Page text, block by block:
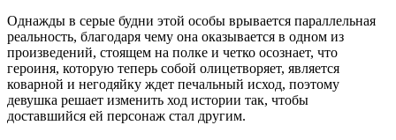
Однажды в серые будни этой особы врывается параллельная
реальность, благодаря чему она оказывается в одном из
произведений, стоящем на полке и четко осознает, что
героиня, которую теперь собой олицетворяет, является
коварной и негодяйку ждет печальный исход, поэтому
девушка решает изменить ход истории так, чтобы
доставшийся ей персонаж стал другим.